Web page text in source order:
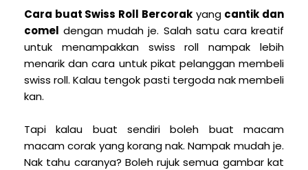
Cara buat Swiss Roll Bercorakyang cantik dan
comel dengan mudah je. Salah satu cara kreatif
untuk menampakkan swiss roll nampak lebih
menarik dan cara untuk pikat pelanggan membeli
swiss roll. Kalau tengok pasti tergoda nak membeli
kan.
Tapi kalau buat sendiri boleh buat macam
macam corak yang korang nak. Nampak mudah je.
Nak tahu caranya? Boleh rujuk semua gambar kat